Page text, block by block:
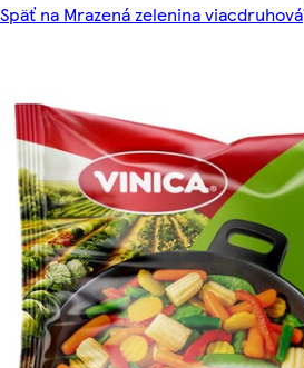
Späť na Mrazená zelenina viacdruhová